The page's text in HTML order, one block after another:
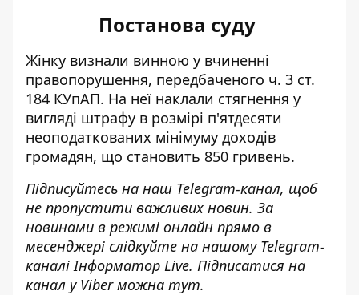
Постанова суду
Жінку визнали винною у вчиненні
правопорушення, передбаченого ч. 3 ст.
184 КУпАП. На неї наклали стягнення у
вигляді штрафу в розмірі п'ятдесяти
неоподаткованих мінімуму доходів
громадян, що становить 850 гривень.
Підписуйтесь на наш Telegram-канал, щоб
не пропустити важливих новин. За
новинами в режимі онлайн прямо в
месенджері слідкуйте на нашому Telegram-
каналіІнформатор Live. Підписатися на
канал у Viber можна тут.